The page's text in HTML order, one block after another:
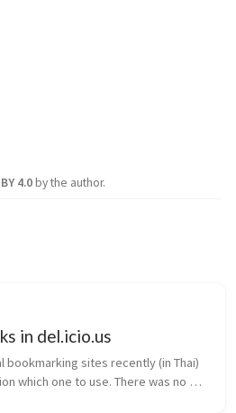
4.0by the author.
in del.icio.us
bookmarking sites recently (in Thai)
which one to use. There was no